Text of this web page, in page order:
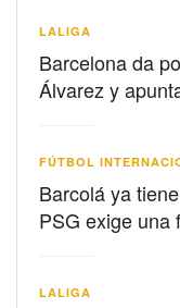
LALIGA
Barcelona da
Álvarez y
FÚTBOL
Barcolá ya
PSG exige una
LALIGA